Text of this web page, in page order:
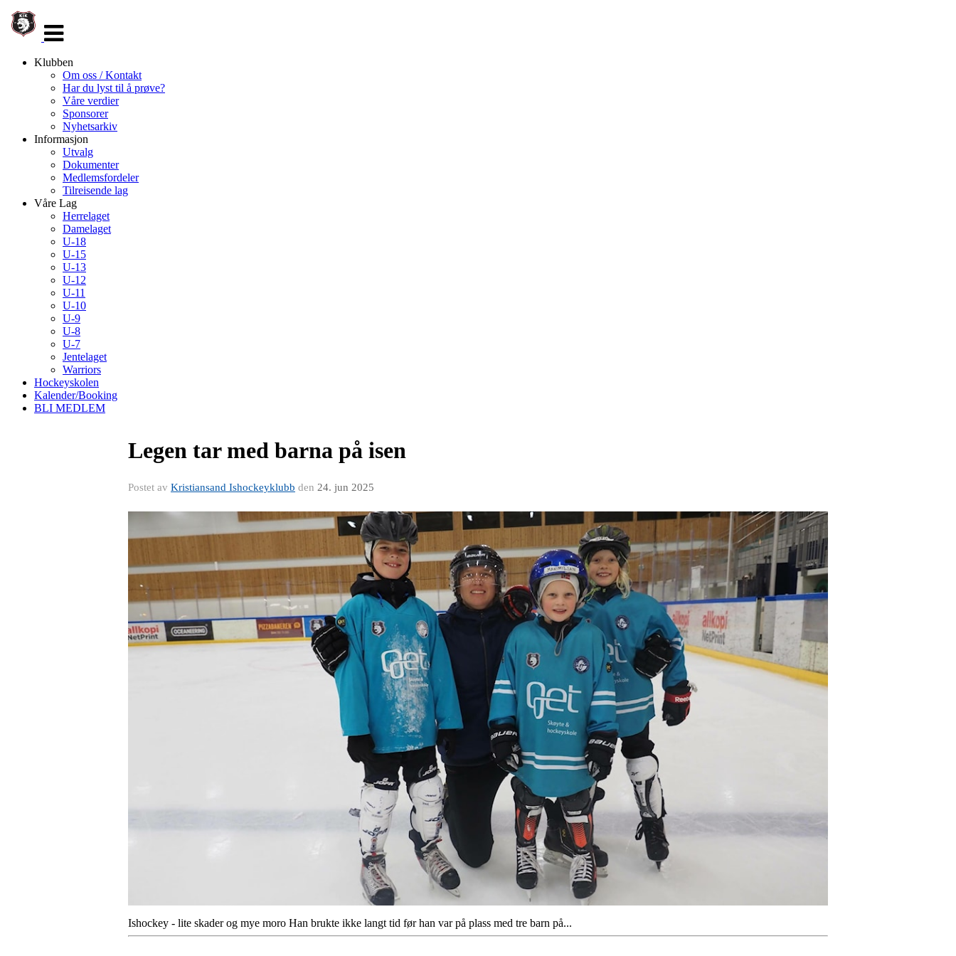
navigasjon
Klubben
Om oss / Kontakt
Har du lyst til å prøve?
Våre verdier
Sponsorer
Nyhetsarkiv
Informasjon
Utvalg
Dokumenter
Medlemsfordeler
Tilreisende lag
Våre Lag
Herrelaget
Damelaget
U-18
U-15
U-13
U-12
U-11
U-10
U-9
U-8
U-7
Jentelaget
Warriors
Hockeyskolen
Kalender/Booking
BLI MEDLEM
Legen tar med barna på isen
Postet av Kristiansand Ishockeyklubb den 24. jun 2025
Ishockey - lite skader og mye moro Han brukte ikke langt tid før han var på plass med tre barn på...